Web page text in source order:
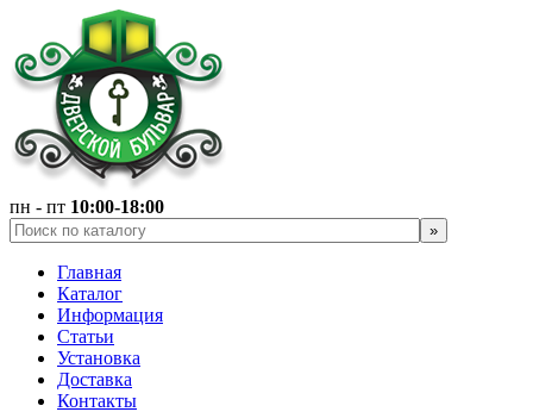
пн - пт 10:00-18:00
Главная
Каталог
Информация
Статьи
Установка
Доставка
Контакты